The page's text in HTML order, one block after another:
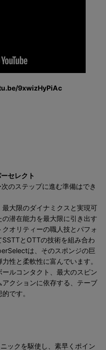
9xwizHyPiAc
セレクト
のステップに進む準備はでき
大限のダイナミクスと実現可
潜在能力を最大限に引き出す
オリティーの職人技とパフォ
とOTTの技術を組み合わ
は、そのスポンジの巨
性と柔軟性に富んでいます。
ルコンタクト、最大のスピン
クションに依存する、テーブ
です。
ックを駆使し、素早くポイン